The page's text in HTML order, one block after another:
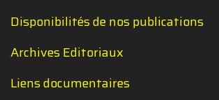
Disponibilités de nos publications
Archives Editoriaux
Liens documentaires